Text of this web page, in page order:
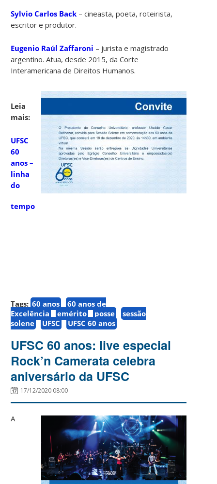
Sylvio Carlos Back – cineasta, poeta, roteirista,
escritor e produtor.
Eugenio Raúl Zaffaroni – jurista e magistrado
argentino. Atua, desde 2015, da Corte
Interamericana de Direitos Humanos.
Leia
mais:
UFSC
60
anos –
linha
do
tempo
Tags: 60 anos
60 anos de
Excelência
emérito posse
sessão
solene
UFSC UFSC 60 anos
UFSC 60 anos: live especial
Rock’n Camerata celebra
aniversário da UFSC
17/12/2020 08:00
A